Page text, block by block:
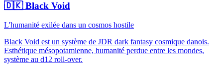
🇩🇰Black Void
L'humanité exilée dans un cosmos hostile
Black Void est un système de JDR dark fantasy cosmique danois.
Esthétique mésopotamienne, humanité perdue entre les mondes,
système au d12 roll-over.